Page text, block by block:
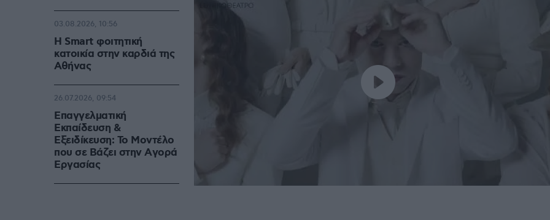
Η Smart φοιτητική
κατοικία στην καρδιά της
Αθήνας
03.08.2026, 10:56
Επαγγελματική
Εκπαίδευση &
Εξειδίκευση: Το Mοντέλο
που σε Bάζει στην Aγορά
Eργασίας
26.07.2026, 09:54